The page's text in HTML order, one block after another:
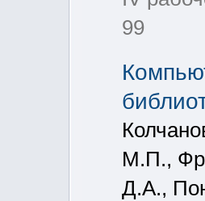
99
М.П.,
Д.А.,